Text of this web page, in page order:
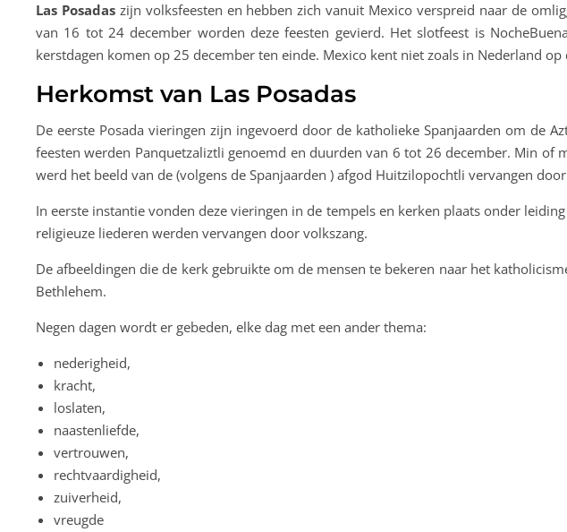
Las Posadas zijn volksfeesten en hebben zich vanuit Mexico verspreid naar de
van 16 tot 24 december worden deze feesten gevierd. Het slotfeest is
kerstdagen komen op 25 december ten einde. Mexico kent niet zoals in Nederland op
Herkomst van Las Posadas
De eerste Posada vieringen zijn ingevoerd door de katholieke Spanjaarden om de
feesten werden Panquetzaliztli genoemd en duurden van 6 tot 26 december. Min of
werd het beeld van de (volgens de Spanjaarden ) afgod Huitzilopochtli vervangen
In eerste instantie vonden deze vieringen in de tempels en kerken plaats onder
religieuze liederen werden vervangen door volkszang.
De afbeeldingen die de kerk gebruikte om de mensen te bekeren naar het
Bethlehem.
Negen dagen wordt er gebeden, elke dag met een ander thema:
nederigheid,
kracht,
loslaten,
naastenliefde,
vertrouwen,
rechtvaardigheid,
zuiverheid,
vreugde